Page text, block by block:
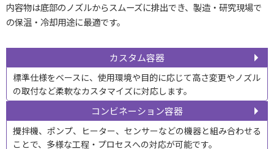
内容物は底部のノズルからスムーズに排出でき、製造・研究現場で
の保温・冷却用途に最適です。
カスタム容器
標準仕様をベースに、使用環境や目的に応じて高さ変更やノズル
の取付など柔軟なカスタマイズに対応します。
コンビネーション容器
攪拌機、ポンプ、ヒーター、センサーなどの機器と組み合わせる
ことで、多様な工程・プロセスへの対応が可能です。